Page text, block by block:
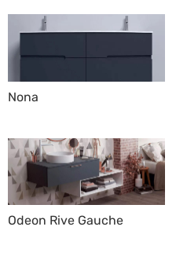
Nona
Odeon Rive Gauche